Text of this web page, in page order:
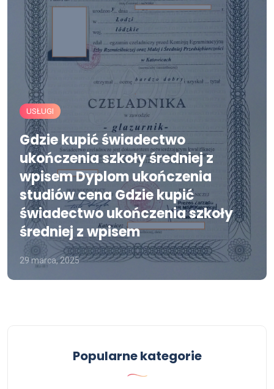
USŁUGI
Gdzie kupić świadectwo
ukończenia szkoły średniej z
wpisem Dyplom ukończenia
studiów cena Gdzie kupić
świadectwo ukończenia szkoły
średniej z wpisem
29 marca, 2025
Popularne kategorie